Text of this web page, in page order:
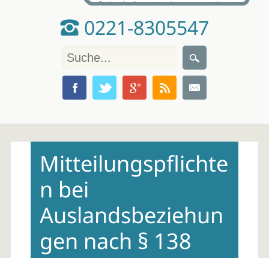
0221-8305547
contentMitteilungspflichte
n bei
Auslandsbeziehun
gen nach § 138